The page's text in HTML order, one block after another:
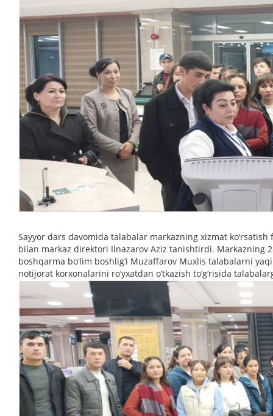
Sayyor dars davomida talabalar markazning xizmat
bilan markaz direktori Ilnazarov Aziz tanishtirdi. Markazning
boshqarma bo‘lim boshlig‘i Muzaffarov Muxlis talabalarni
notijorat korxonalarini ro‘yxatdan o‘tkazish to‘g‘risida